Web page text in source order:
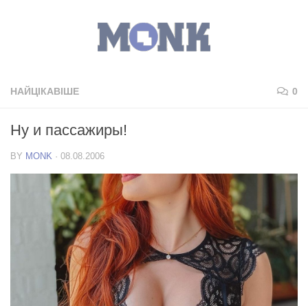
НАЙЦІКАВІШЕ 0
Ну и пассажиры!
BY MONK · 08.08.2006